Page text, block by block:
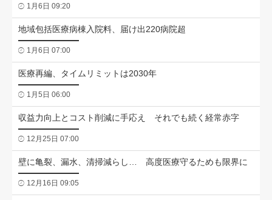
1月6日 09:20
地域包括医療病棟入院料、届け出220病院超
1月6日 07:00
医療再編、タイムリミットは2030年
1月5日 06:00
収益力向上とコスト削減に手応え それでも続く経常赤字
12月25日 07:00
壁に亀裂、漏水、清掃減らし… 高度医療守るためも限界に
12月16日 09:05